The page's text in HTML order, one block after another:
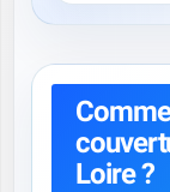
Loire ?